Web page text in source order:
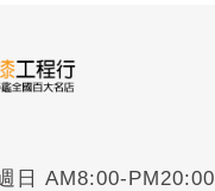
日 AM8:00-PM20:00